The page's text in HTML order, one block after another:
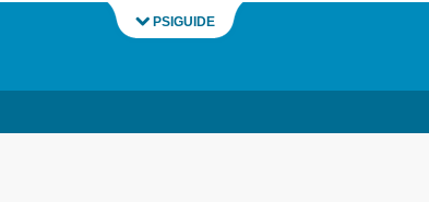
PSIGUIDE